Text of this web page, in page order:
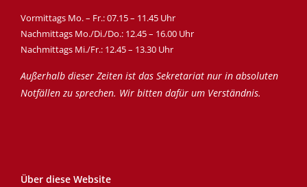
Vormittags Mo. – Fr.: 07.15 – 11.45 Uhr
Nachmittags Mo./Di./Do.: 12.45 – 16.00 Uhr
Nachmittags Mi./Fr.: 12.45 – 13.30 Uhr
Außerhalb dieser Zeiten ist das Sekretariat nur in absoluten
Notfällen zu sprechen. Wir bitten dafür um Verständnis.
Über diese Website